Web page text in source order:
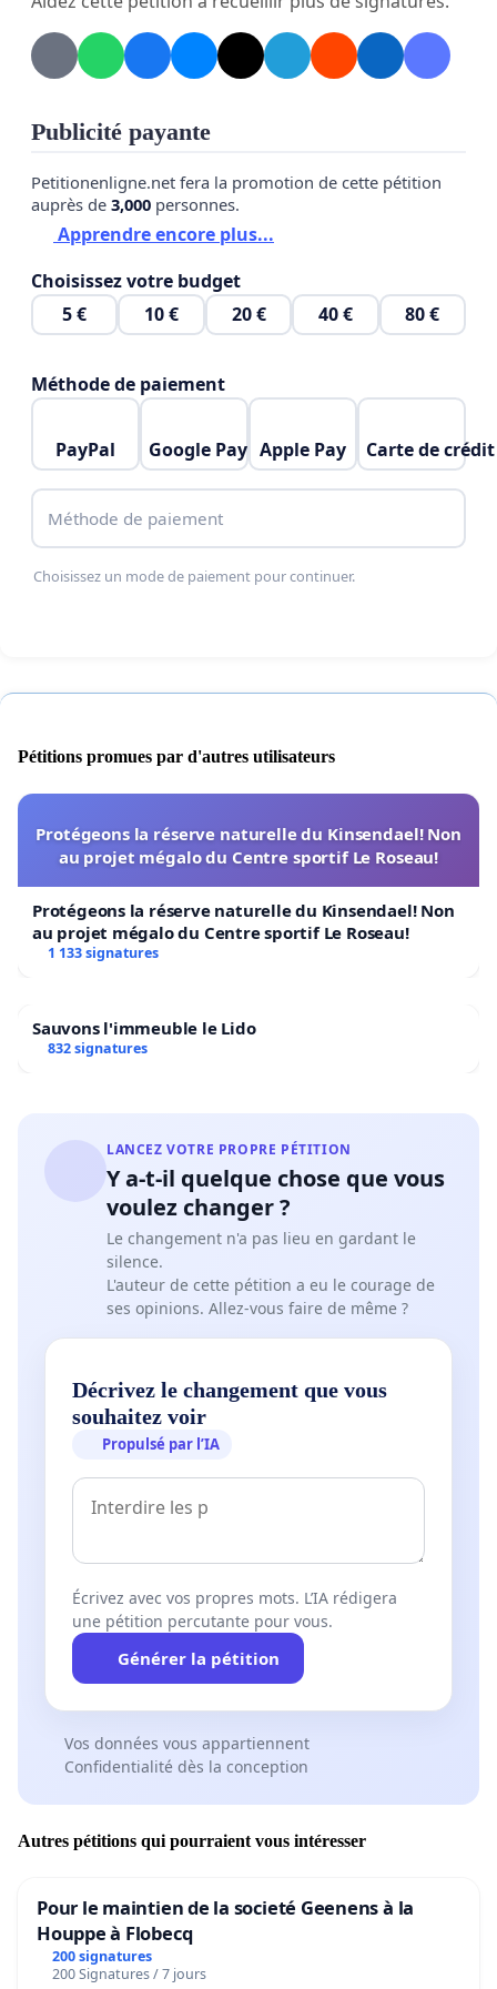
سنساندها بكل سرور! لم تنتقد ملكة جمال المغرب من قبل
المغاربة بسبب أصلها المزدوج ولكن خاصة بسبب خطابها
التشهيري والدعائي بخصوص جدتها الجزائرية التي كانت
وسائل الإعلام الدعائية غير النزيهة إثارة جدل زائف وتصوير
واضح أن المرشحة كوثر بن حليمة لا تملك ما يلزم لتمثيل
المرأة المغربية كما ينبغي.
nombre de ce scandale. En partageant
bouger les lignes. Vous êtes notre seul relais pour
obtenir des milliers de signatures, indispensables
réseaux sociaux sur Facebook, Twitter,
Publicité payante
Petitionenligne.net fera la promotion de cette pétition
auprès de 3,000 personnes.
Apprendre encore plus...
Choisissez votre budget
5 €
10 € 20 € 40 € 80 €
Méthode de paiement
PayPal Google Pay Apple Pay Carte de crédit
Méthode de paiement
Choisissez un mode de paiement pour continuer.
Pétitions promues par d'autres utilisateurs
Protégeons la réserve naturelle du Kinsendael! Non
au projet mégalo du Centre sportif Le Roseau!
Protégeons la réserve naturelle du Kinsendael! Non
au projet mégalo du Centre sportif Le Roseau!
1 133 signatures
Sauvons l'immeuble le Lido
832 signatures
LANCEZ VOTRE PROPRE PÉTITION
Y a-t-il quelque chose que vous
voulez changer ?
Le changement n'a pas lieu en gardant le
silence.
L'auteur de cette pétition a eu le courage de
ses opinions. Allez-vous faire de même ?
Décrivez le changement que vous
souhaitez voir
Propulsé par l’IA
Écrivez avec vos propres mots. L’IA rédigera
une pétition percutante pour vous.
Générer la pétition
Vos données vous appartiennent
Confidentialité dès la conception
Autres pétitions qui pourraient vous intéresser
Pour le maintien de la societé Geenens à la
Houppe à Flobecq
200 signatures
200 Signatures / 7 jours